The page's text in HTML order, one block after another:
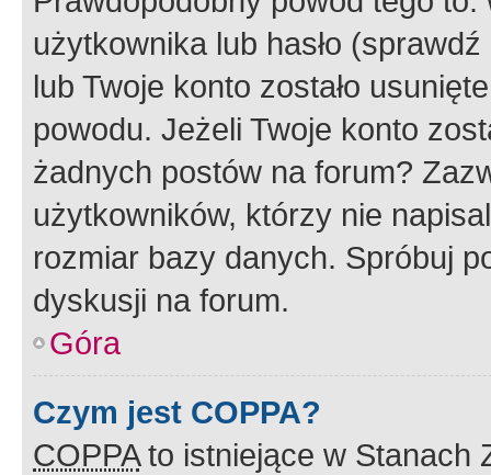
użytkownika lub hasło
lub Twoje konto zostało
powodu. Jeżeli Twoje konto
żadnych postów na forum?
użytkowników, którzy nie
rozmiar bazy danych. Spróbuj
dyskusji na forum.
Góra
Czym jest COPPA?
COPPAto istniejące w Stanach